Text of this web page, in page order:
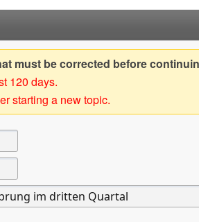
must be corrected before
120 days.
starting a new topic.